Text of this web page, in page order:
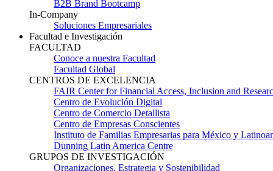
B2B Brand Bootcamp
In-Company
Soluciones Empresariales
Facultad e Investigación
FACULTAD
Conoce a nuestra Facultad
Facultad Global
CENTROS DE EXCELENCIA
FAIR Center for Financial Access, Inclusion and
Centro de Evolución Digital
Centro de Comercio Detallista
Centro de Empresas Conscientes
Instituto de Familias Empresarias para México y
Dunning Latin America Centre
GRUPOS DE INVESTIGACIÓN
Organizaciones, Estrategia y Sostenibilidad